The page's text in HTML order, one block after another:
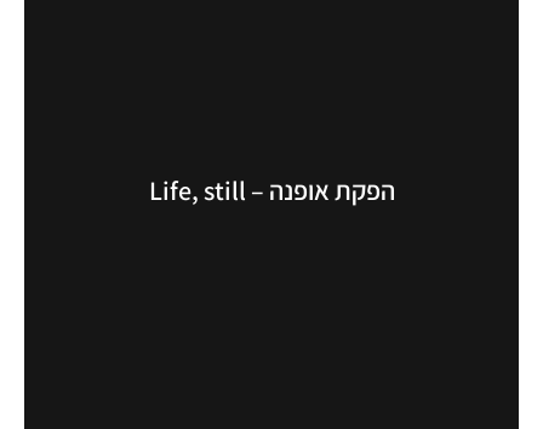
הפקת אופנה – Life, still